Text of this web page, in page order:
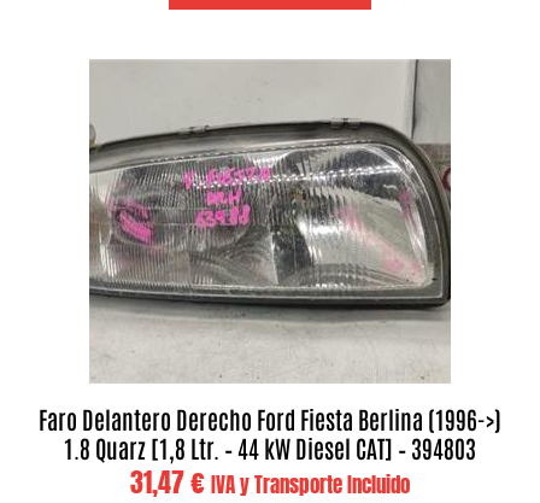
Faro Delantero Derecho Ford Fiesta Berlina (1996->)
1.8 Quarz [1,8 Ltr. – 44 kW Diesel CAT] – 394803
31,47€ IVA y Transporte Incluido